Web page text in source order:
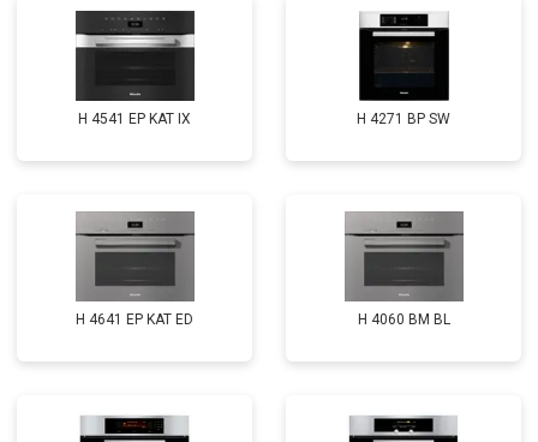
H 4541 EP KAT IX H 4271 BP SW
H 4641 EP KAT ED H 4060 BM BL